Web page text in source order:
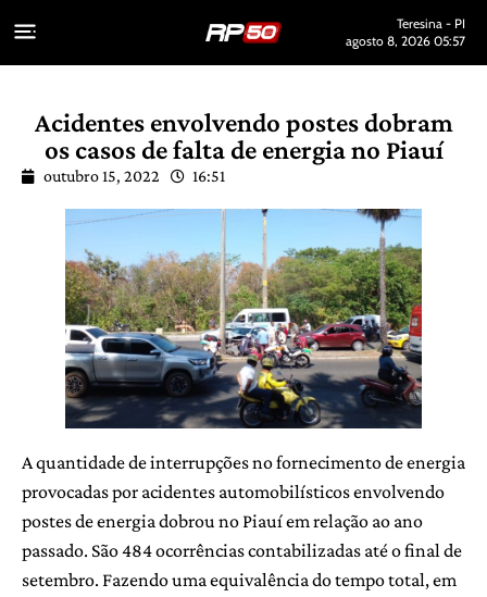
Teresina - PI
agosto 8, 2026 05:57
Acidentes envolvendo postes dobram
os casos de falta de energia no Piauí
outubro 15, 2022 16:51
A quantidade de interrupções no fornecimento de energia
provocadas por acidentes automobilísticos envolvendo
postes de energia dobrou no Piauí em relação ao ano
passado. São 484 ocorrências contabilizadas até o final de
setembro. Fazendo uma equivalência do tempo total, em